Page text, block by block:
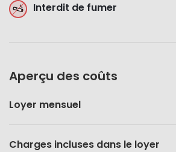
Interdit de fumer
Aperçu des coûts
Loyer mensuel
Charges incluses dans le loyer